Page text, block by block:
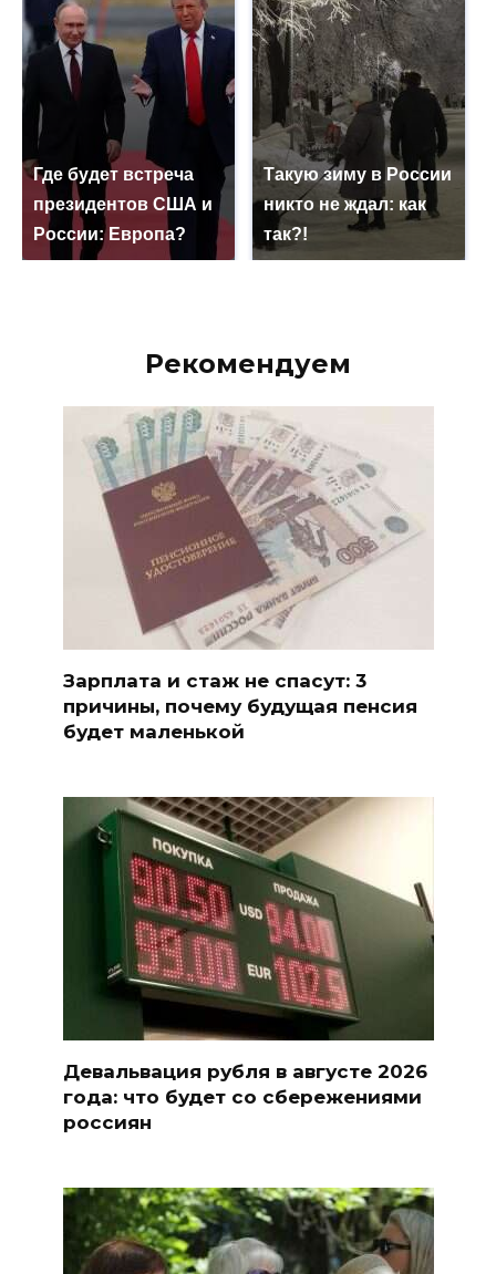
Где будет встреча
президентов США и
России: Европа?
Такую зиму в России
никто не ждал: как
так?!
Рекомендуем
Зарплата и стаж не спасут: 3
причины, почему будущая пенсия
будет маленькой
Девальвация рубля в августе 2026
года: что будет со сбережениями
россиян